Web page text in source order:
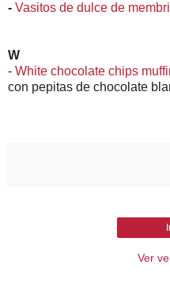
- Vasitos de dulce de
W
- White chocolate chips
con pepitas de chocolate
Ver